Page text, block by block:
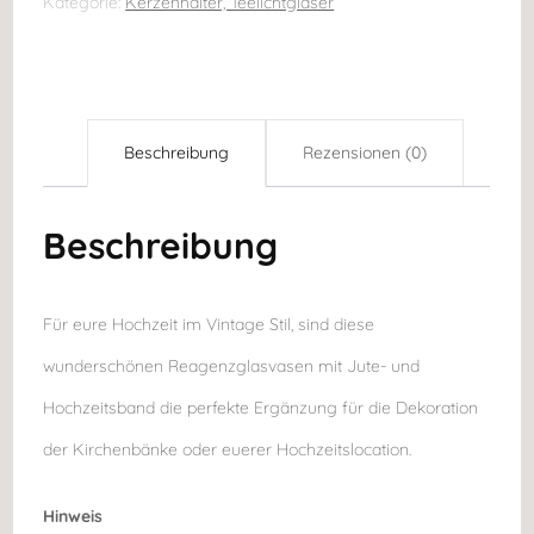
Beschreibung Rezensionen (0)
Beschreibung
Für eure Hochzeit im Vintage Stil, sind diese
wunderschönen Reagenzglasvasen mit Jute- und
Hochzeitsband die perfekte Ergänzung für die Dekoration
der Kirchenbänke oder euerer Hochzeitslocation.
Hinweis